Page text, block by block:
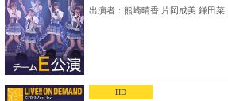
出演者：熊崎晴香 片岡成美 鎌田菜...
HD